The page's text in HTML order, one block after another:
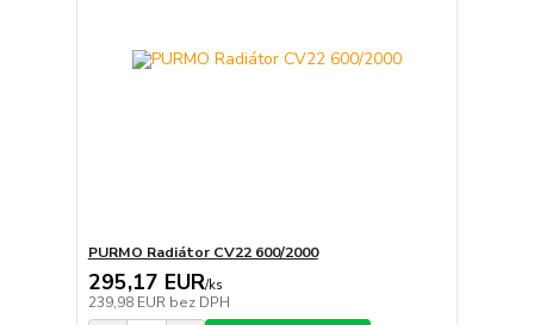
PURMO Radiátor CV22 600/2000
295,17 EUR/ks
239,98 EUR bez DPH